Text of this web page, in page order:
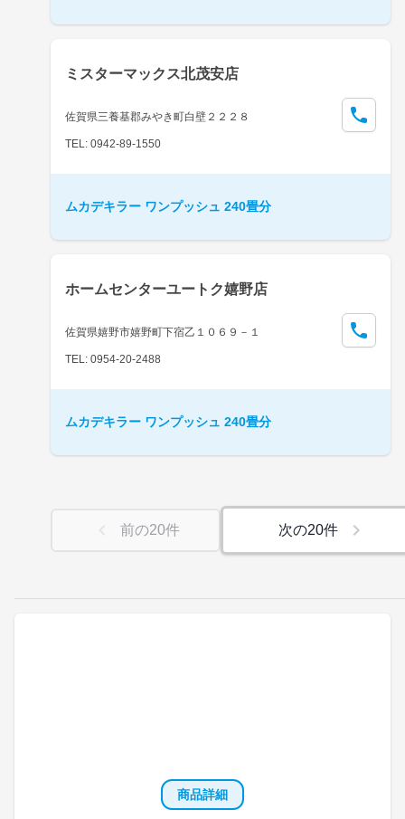
商品詳細
ミスターマックス北茂安店
佐賀県三養基郡みやき町白壁２２２８
TEL: 0942-89-1550
ムカデキラー ワンプッシュ 240畳分
ホームセンターユートク嬉野店
佐賀県嬉野市嬉野町下宿乙１０６９－１
TEL: 0954-20-2488
ムカデキラー ワンプッシュ 240畳分
前の20件 次の20件